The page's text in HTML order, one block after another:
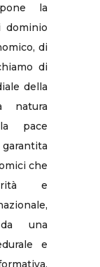
la
di
di
della
natura
pace
che
e
una
e